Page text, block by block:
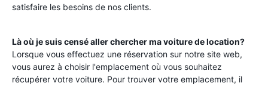
satisfaire les besoins de nos clients.
Là où je suis censé aller chercher ma voiture de location?
Lorsque vous effectuez une réservation sur notre site web,
vous aurez à choisir l'emplacement où vous souhaitez
récupérer votre voiture. Pour trouver votre emplacement, il